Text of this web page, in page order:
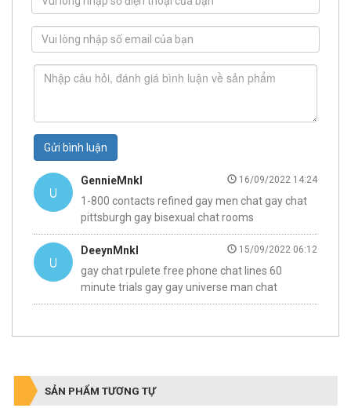
Gửi bình luận
GennieMnkl 16/09/2022 14:24
1-800 contacts refined gay men chat gay chat
pittsburgh gay bisexual chat rooms
DeeynMnkl 15/09/2022 06:12
gay chat rpulete free phone chat lines 60
minute trials gay gay universe man chat
SẢN PHẨM TƯƠNG TỰ